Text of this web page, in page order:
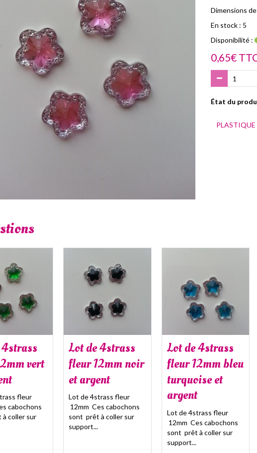
Dimensions
En stock : 5
Disponibilité :
0,65€
État du
PLASTIQUE
vert
fleur
cabochons
coller sur
Lot de 4strass
fleur 12mm noir
et argent
Lot de 4strass fleur
12mm Ces cabochons
sont prêt à coller sur
support...
Lot de 4strass
fleur 12mm bleu
turquoise et
argent
Lot de 4strass fleur
12mm Ces cabochons
sont prêt à coller sur
support...